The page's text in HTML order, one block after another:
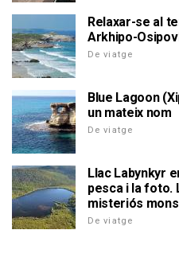
Relaxar-se al
Arkhipo-
De viatge
Blue Lagoon
un mateix nom
De viatge
Llac Labynkyr
pesca i la foto.
misteriós
De viatge